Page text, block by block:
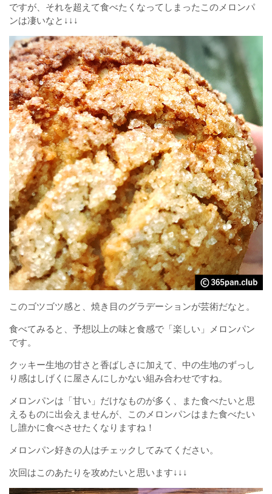
ですが、それを超えて食べたくなってしまったこのメロンパ
ンは凄いなと↓↓↓
このゴツゴツ感と、焼き目のグラデーションが芸術だなと。
食べてみると、予想以上の味と食感で「楽しい」メロンパン
です。
クッキー生地の甘さと香ばしさに加えて、中の生地のずっし
り感はしげくに屋さんにしかない組み合わせですね。
メロンパンは「甘い」だけなものが多く、また食べたいと思
えるものに出会えませんが、このメロンパンはまた食べたい
し誰かに食べさせたくなりますね！
メロンパン好きの人はチェックしてみてください。
次回はこのあたりを攻めたいと思います↓↓↓